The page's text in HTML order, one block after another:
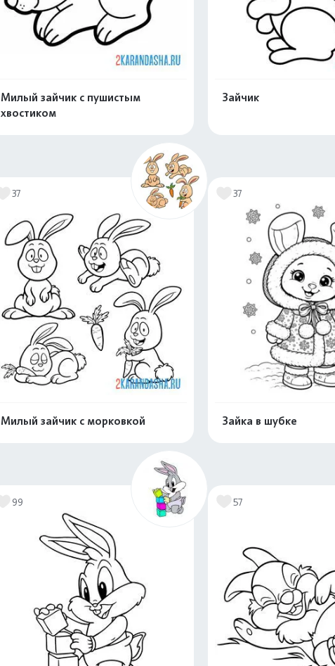
Милый зайчик с пушистым
хвостиком
Зайчик
37
Милый зайчик с морковкой
37
Зайка в шубке
99 57